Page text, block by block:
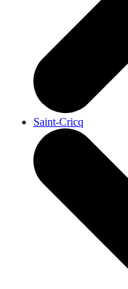
Saint-Cricq